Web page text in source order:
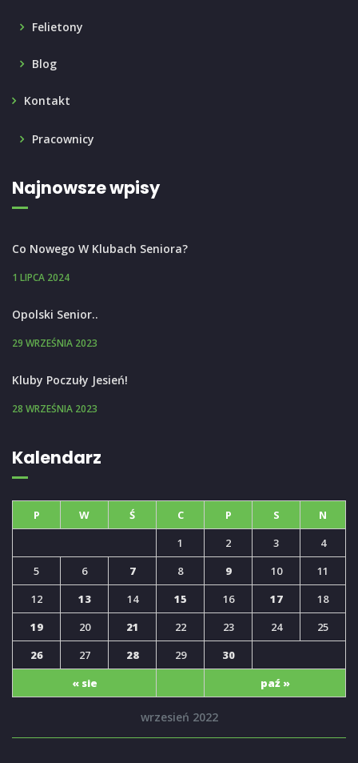
Felietony
Blog
Kontakt
Pracownicy
Najnowsze wpisy
Co Nowego W Klubach Seniora?
1 LIPCA 2024
Opolski Senior..
29 WRZEŚNIA 2023
Kluby Poczuły Jesień!
28 WRZEŚNIA 2023
Kalendarz
wrzesień 2022
P W Ś C P S N
« sie paź »
1 2 3
4
5
6 7 8 9 10
11
12
13 14 15 16 17
18
19
20 21 22 23 24
25
26
27 28 29 30